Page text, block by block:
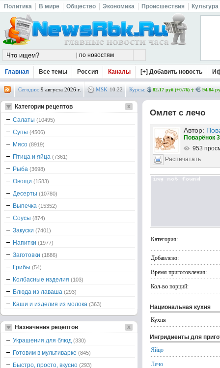
Политика В мире Общество Экономика Происшествия Культура
Главная Все темы Россия Каналы [+] Добавить новость
Сегодня: 9 августа 2026 г. MSK 10:22 Курсы: 82.17 руб (+0.76) 94.84
Омлет с лечо
Автор:
Поварёнок
953
Распечатать
Категория:
Добавлено:
Время приготовления:
Кол-во порций:
Национальная кухня
Кухня
Ингридиенты для
Яйцо
Лечо
Категории рецептов
Салаты (10495)
Супы (4506)
Мясо (8919)
Птица и яйца (7361)
Рыба (3698)
Овощи (1583)
Десерты (10780)
Выпечка (15352)
Соусы (874)
Закуски (7401)
Напитки (1977)
Заготовки (1886)
Грибы (54)
Колбасные изделия (103)
Блюда из лаваша (293)
Каши и изделия из молока (363)
Назначения рецептов
Украшения для блюд (330)
Готовим в мультиварке (845)
Быстро, просто, вкусно (293)